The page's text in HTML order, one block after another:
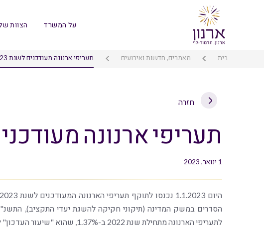
על המשרד הצוות
בית מאמרים, חדשות ואירועים תעריפי ארנונה מעודכנים לשנת 2023
חזרה
תעריפי ארנונה מעודכנים
1 ינואר, 2023
לתעריפי הארנונה מתחילת שנת 2022 ב-1.37%, שהוא "שיעור העדכון" לשנת 2023 כהגדרתו בחוק האמור.